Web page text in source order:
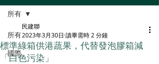
所有
國際
所有
標準綠箱供港蔬果，代替發泡膠箱減
「白色污染」
民建聯
2023年3月30日 讀畢需時 2 分鐘